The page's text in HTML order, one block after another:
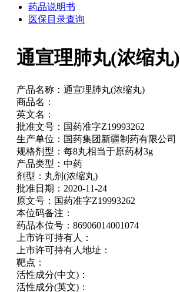
药品说明书
医保目录查询
通宣理肺丸(浓缩丸)
产品名称： 通宣理肺丸(浓缩丸)
商品名：
英文名：
批准文号： 国药准字Z19993262
生产单位： 国药集团新疆制药有限公司
规格剂型： 每8丸相当于原药材3g
产品类型： 中药
剂型： 丸剂(浓缩丸)
批准日期： 2020-11-24
原文号： 国药准字Z19993262
本位码备注：
药品本位号： 86906014001074
上市许可持有人：
上市许可持有人地址：
靶点：
活性成分(中文)：
活性成分(英文)：